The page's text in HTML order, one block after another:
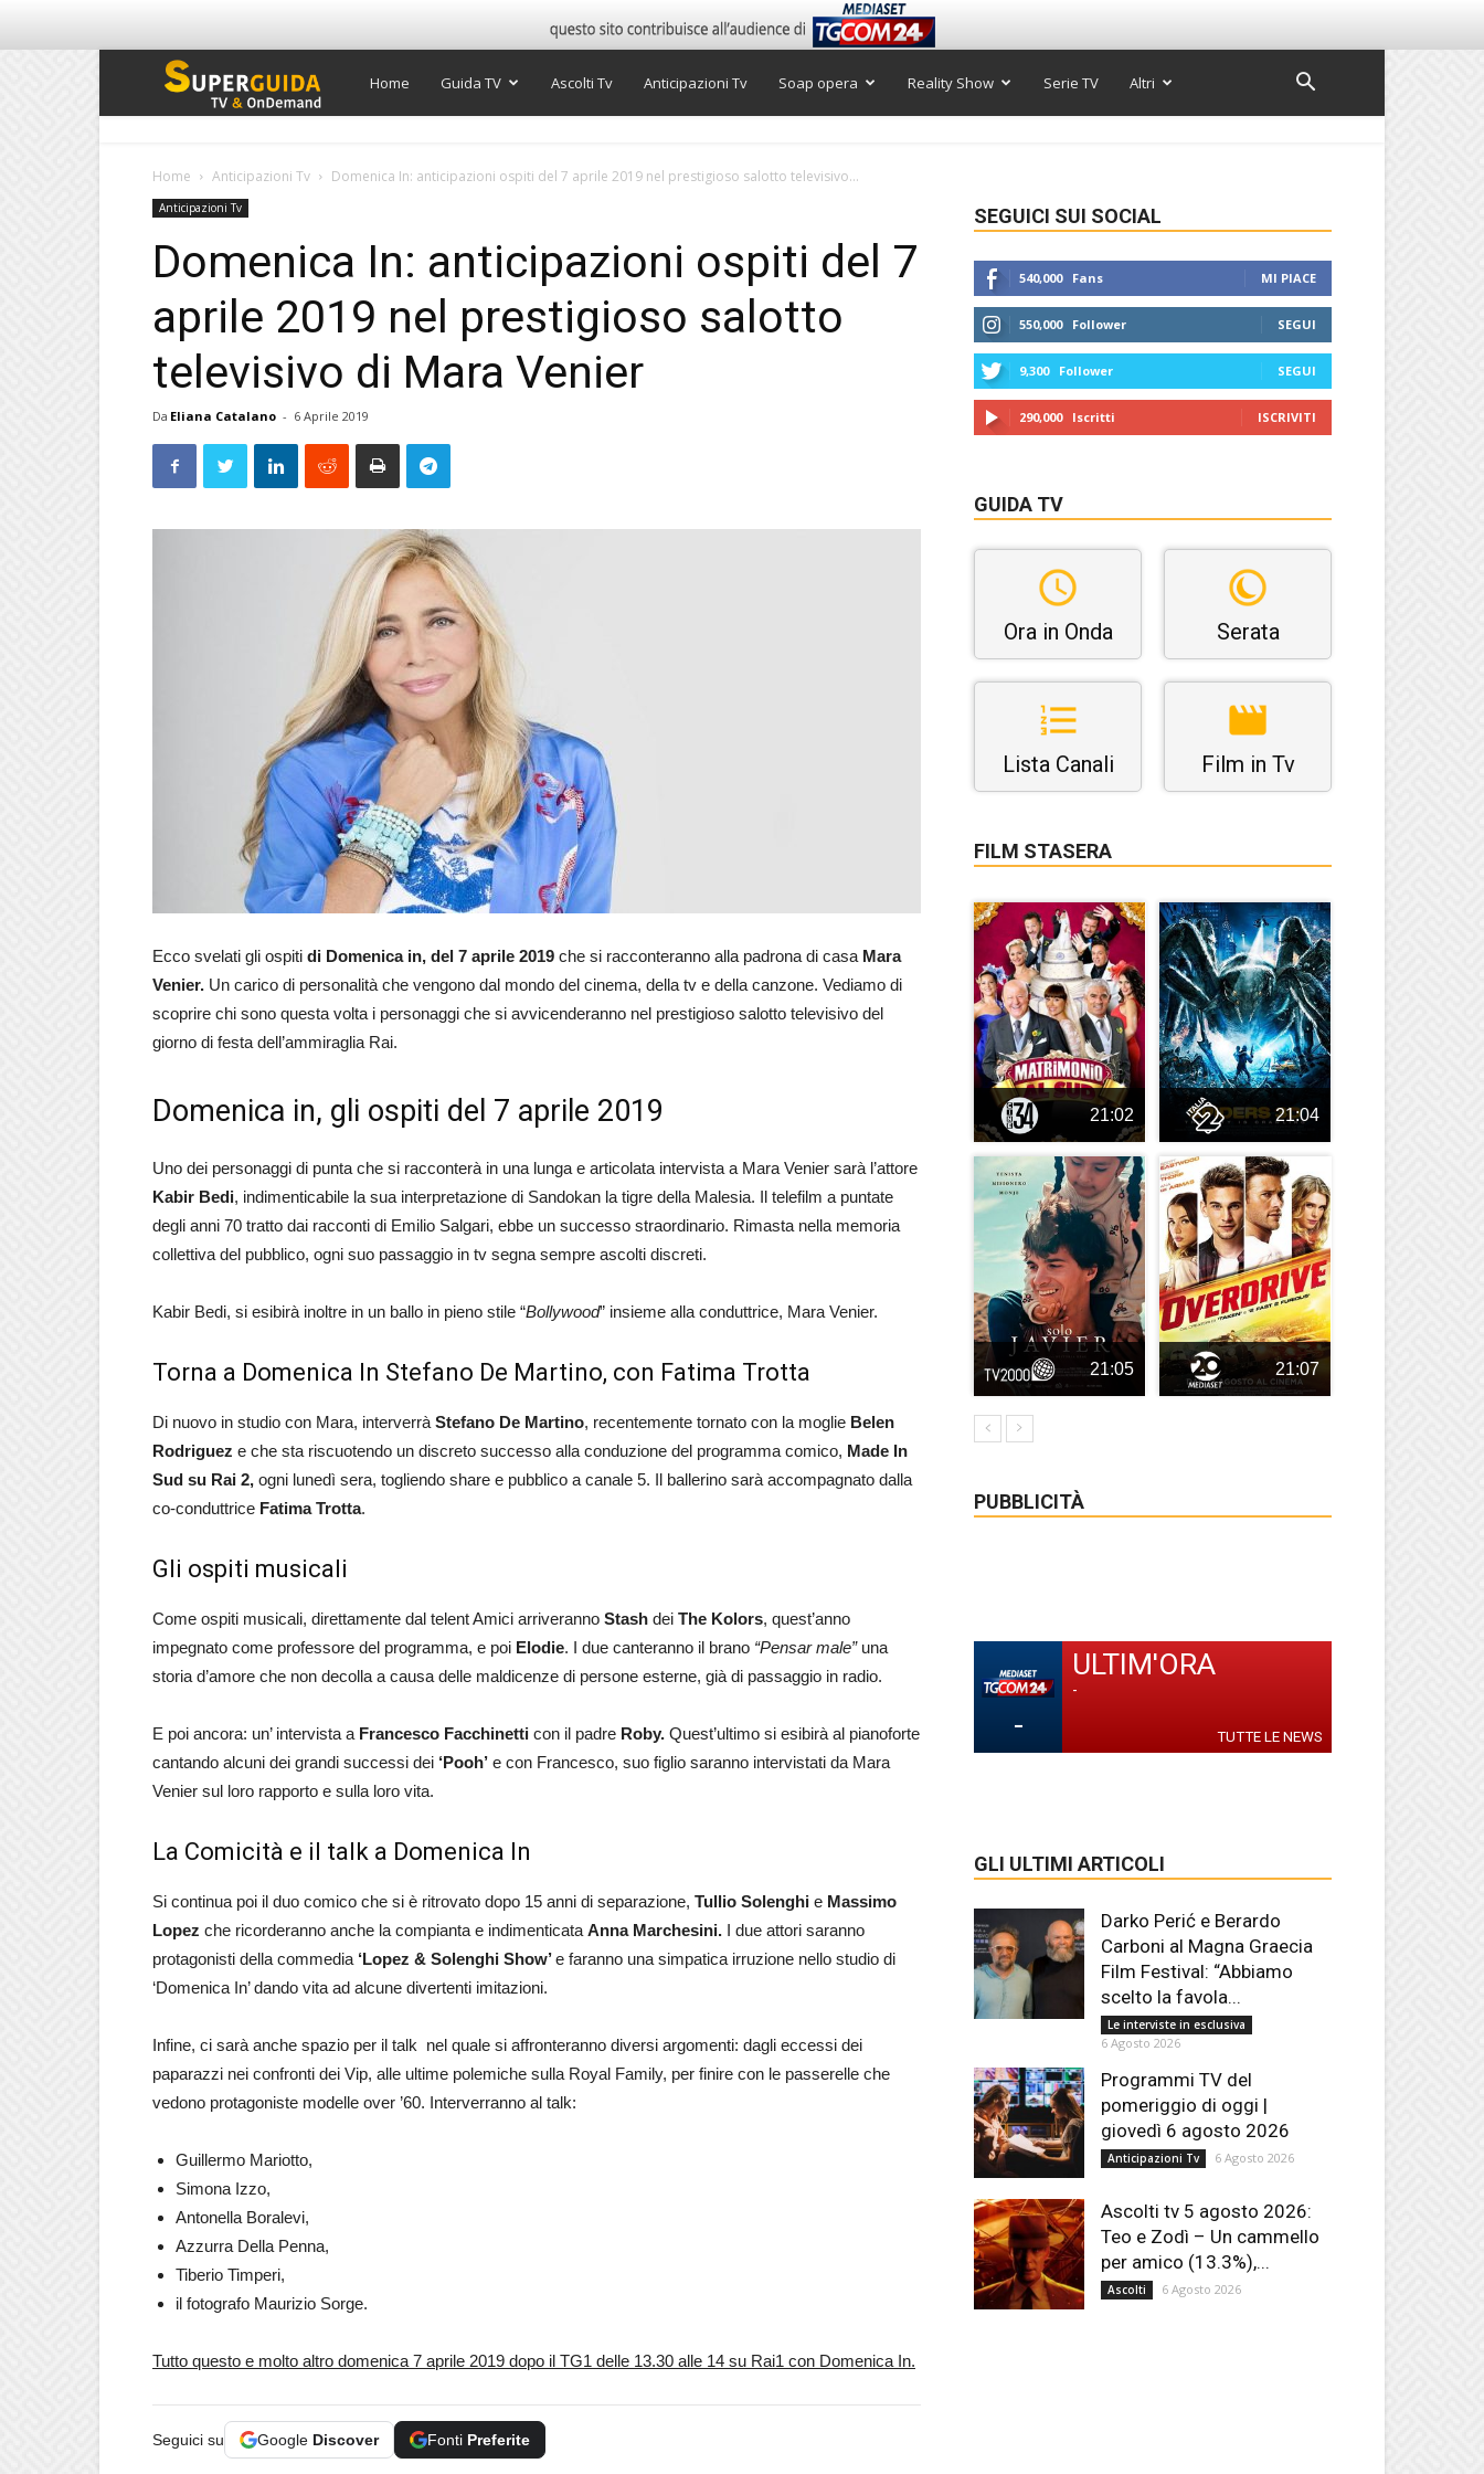
Super
Home Guida TV Ascolti Tv Anticipazioni Tv Soap opera Reality Show Serie TV Altri
Home Anticipazioni Tv Domenica In: anticipazioni ospiti del 7 aprile 2019 nel prestigioso salotto televisivo...
Anticipazioni Tv
Domenica In: anticipazioni ospiti del 7
aprile 2019 nel prestigioso salotto
televisivo di Mara Venier
Da Eliana Catalano - 6 Aprile 2019
Ecco svelati gli ospiti di Domenica in, del 7 aprile 2019 che si racconteranno alla padrona di casa Mara
Venier. Un carico di personalità che vengono dal mondo del cinema, della tv e della canzone. Vediamo di
scoprire chi sono questa volta i personaggi che si avvicenderanno nel prestigioso salotto televisivo del
giorno di festa dell’ammiraglia Rai.
Domenica in, gli ospiti del 7 aprile 2019
Uno dei personaggi di punta che si racconterà in una lunga e articolata intervista a Mara Venier sarà l’attore
Kabir Bedi, indimenticabile la sua interpretazione di Sandokan la tigre della Malesia. Il telefilm a puntate
degli anni 70 tratto dai racconti di Emilio Salgari, ebbe un successo straordinario. Rimasta nella memoria
collettiva del pubblico, ogni suo passaggio in tv segna sempre ascolti discreti.
Kabir Bedi, si esibirà inoltre in un ballo in pieno stile “Bollywood” insieme alla conduttrice, Mara Venier.
Torna a Domenica In Stefano De Martino, con Fatima Trotta
Di nuovo in studio con Mara, interverrà Stefano De Martino, recentemente tornato con la moglie Belen
Rodriguez e che sta riscuotendo un discreto successo alla conduzione del programma comico, Made In
Sud su Rai 2, ogni lunedì sera, togliendo share e pubblico a canale 5. Il ballerino sarà accompagnato dalla
co-conduttrice Fatima Trotta.
Gli ospiti musicali
Come ospiti musicali, direttamente dal telent Amici arriveranno Stash dei The Kolors, quest’anno
impegnato come professore del programma, e poi Elodie. I due canteranno il brano “Pensar male” una
storia d’amore che non decolla a causa delle maldicenze di persone esterne, già di passaggio in radio.
E poi ancora: un’ intervista a Francesco Facchinetti con il padre Roby. Quest’ultimo si esibirà al pianoforte
cantando alcuni dei grandi successi dei ‘Pooh’ e con Francesco, suo figlio saranno intervistati da Mara
Venier sul loro rapporto e sulla loro vita.
La Comicità e il talk a Domenica In
Si continua poi il duo comico che si è ritrovato dopo 15 anni di separazione, Tullio Solenghi e Massimo
Lopez che ricorderanno anche la compianta e indimenticata Anna Marchesini. I due attori saranno
protagonisti della commedia ‘Lopez & Solenghi Show’e faranno una simpatica irruzione nello studio di
‘Domenica In’ dando vita ad alcune divertenti imitazioni.
Infine, ci sarà anche spazio per il talk nel quale si affronteranno diversi argomenti: dagli eccessi dei
paparazzi nei confronti dei Vip, alle ultime polemiche sulla Royal Family, per finire con le passerelle che
vedono protagoniste modelle over ’60. Interverranno al talk:
Guillermo Mariotto,
Simona Izzo,
Antonella Boralevi,
Azzurra Della Penna,
Tiberio Timperi,
il fotografo Maurizio Sorge.
Tutto questo e molto altro domenica 7 aprile 2019 dopo il TG1 delle 13.30 alle 14 su Rai1 con Domenica In.
Seguici su Google Discover Fonti Preferite
SEGUICI SUI SOCIAL
540,000 Fans MI PIACE
550,000 Follower SEGUI
9,300 Follower SEGUI
290,000 Iscritti ISCRIVITI
GUIDA TV
Ora in Onda Serata
Lista Canali Film in Tv
FILM STASERA
21:02 21:04
21:05 21:07
PUBBLICITÀ
-
ULTIM'ORA
-
TUTTE LE NEWS
GLI ULTIMI ARTICOLI
Darko Perić e Berardo
Carboni al Magna Graecia
Film Festival: “Abbiamo
scelto la favola...
Le interviste in esclusiva
6 Agosto 2026
Programmi TV del
pomeriggio di oggi |
giovedì 6 agosto 2026
Anticipazioni Tv 6 Agosto 2026
Ascolti tv 5 agosto 2026:
Teo e Zodì – Un cammello
per amico (13.3%),...
Ascolti 6 Agosto 2026